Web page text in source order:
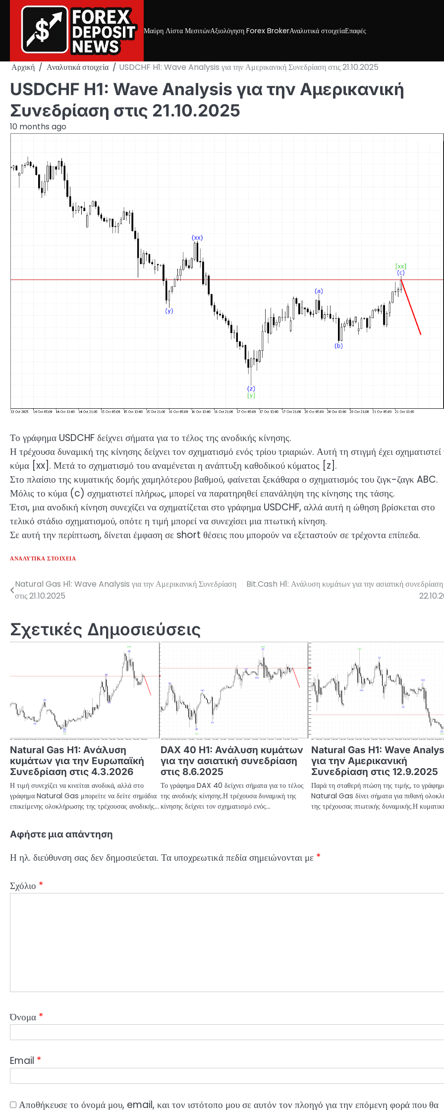
Μαύρη Λίστα ΜεσιτώνΑξιολόγηση Forex BrokerΑναλυτικά στοιχείαΕπαφές
Αρχική Αναλυτικά στοιχεία USDCHF H1: Wave Analysis για την Αμερικανική Συνεδρίαση στις 21.10.2025
USDCHF H1: Wave Analysis για την Αμερικανική
Συνεδρίαση στις 21.10.2025
10 months ago
Το γράφημα USDCHF δείχνει σήματα για το τέλος της ανοδικής κίνησης.
Η τρέχουσα δυναμική της κίνησης δείχνει τον σχηματισμό ενός τρίου τριαριών. Αυτή τη στιγμή έχει σχηματιστεί
κύμα [xx]. Μετά το σχηματισμό του αναμένεται η ανάπτυξη καθοδικού κύματος [z].
Στο πλαίσιο της κυματικής δομής χαμηλότερου βαθμού, φαίνεται ξεκάθαρα ο σχηματισμός του ζιγκ-ζαγκ ABC.
Μόλις το κύμα (c) σχηματιστεί πλήρως, μπορεί να παρατηρηθεί επανάληψη της κίνησης της τάσης.
Έτσι, μια ανοδική κίνηση συνεχίζει να σχηματίζεται στο γράφημα USDCHF, αλλά αυτή η ώθηση βρίσκεται στο
τελικό στάδιο σχηματισμού, οπότε η τιμή μπορεί να συνεχίσει μια πτωτική κίνηση.
Σε αυτή την περίπτωση, δίνεται έμφαση σε short θέσεις που μπορούν να εξεταστούν σε τρέχοντα επίπεδα.
ΑΝΑΛΥΤΙΚΆ ΣΤΟΙΧΕΊΑ
Πλοήγηση
άρθρων
Natural Gas H1: Wave Analysis για την Αμερικανική Συνεδρίαση
στις 21.10.2025
Bit.Cash H1: Ανάλυση κυμάτων για την ασιατική συνεδρίαση
Σχετικές Δημοσιεύσεις
Natural Gas H1: Ανάλυση
κυμάτων για την Ευρωπαϊκή
Συνεδρίαση στις 4.3.2026
Η τιμή συνεχίζει να κινείται ανοδικά, αλλά στο
γράφημα Natural Gas μπορείτε να δείτε σημάδια
επικείμενης ολοκλήρωσης της τρέχουσας ανοδικής…
DAX 40 H1: Ανάλυση κυμάτων
για την ασιατική συνεδρίαση
στις 8.6.2025
Το γράφημα DAX 40 δείχνει σήματα για το τέλος
της ανοδικής κίνησης.Η τρέχουσα δυναμική της
κίνησης δείχνει τον σχηματισμό ενός…
Natural Gas H1: Wave
για την Αμερικανική
Συνεδρίαση στις 12.9.2025
Παρά τη σταθερή πτώση της τιμής, το
Natural Gas δίνει σήματα για πιθανή
της τρέχουσας πτωτικής δυναμικής.Η
Αφήστε μια απάντηση
Η ηλ. διεύθυνση σας δεν δημοσιεύεται. Τα υποχρεωτικά πεδία σημειώνονται με *
Σχόλιο *
Όνομα *
Email *
Αποθήκευσε το όνομά μου, email, και τον ιστότοπο μου σε αυτόν τον πλοηγό για την επόμενη φορά που θα